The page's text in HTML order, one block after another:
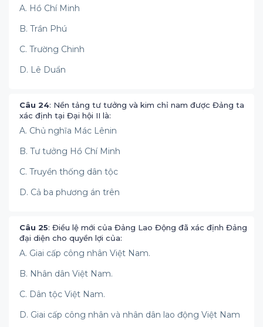
A. Hồ Chí Minh
B. Trần Phú
C. Trường Chinh
D. Lê Duẩn
Câu 24: Nền tảng tư tưởng và kim chỉ nam được Đảng ta
xác định tại Đại hội II là:
A. Chủ nghĩa Mác Lênin
B. Tư tưởng Hồ Chí Minh
C. Truyền thống dân tộc
D. Cả ba phương án trên
Câu 25: Điều lệ mới của Đảng Lao Động đã xác định Đảng
đại diện cho quyền lợi của:
A. Giai cấp công nhân Việt Nam.
B. Nhân dân Việt Nam.
C. Dân tộc Việt Nam.
D. Giai cấp công nhân và nhân dân lao động Việt Nam